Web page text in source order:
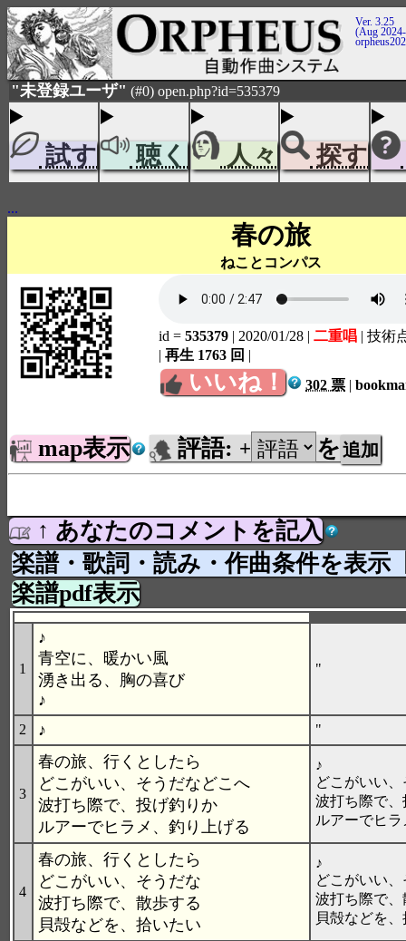
Ver. 3.25
(Aug
"未登録ユーザ" (#0) open.php?id=535379
試す 聴く 人々 探す
...
春の旅
ねことコンパス
id = 535379 | 2020/01/28 | 二重唱 | 技術
| 再生 1763 回 |
いいね！ 302 票 |
map表示 評語: + を
↑ あなたのコメントを記入
楽譜・歌詞・読み・作曲条件を表示
楽譜pdf表示
1
♪
青空に、暖かい風
湧き出る、胸の喜び
♪
"
2 ♪ "
3
春の旅、行くとしたら
どこがいい、そうだなどこへ
波打ち際で、投げ釣りか
ルアーでヒラメ、釣り上げる
♪
どこがいい
波打ち際で
ルアーでヒ
4
春の旅、行くとしたら
どこがいい、そうだな
波打ち際で、散歩する
貝殻などを、拾いたい
♪
どこがいい
波打ち際で、
貝殻などを